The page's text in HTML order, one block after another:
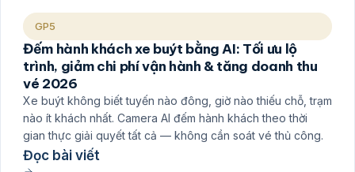
GP5
Đếm hành khách xe buýt bằng AI: Tối ưu lộ
trình, giảm chi phí vận hành & tăng doanh thu
vé 2026
Xe buýt không biết tuyến nào đông, giờ nào thiếu chỗ, trạm
nào ít khách nhất. Camera AI đếm hành khách theo thời
gian thực giải quyết tất cả — không cần soát vé thủ công.
Đọc bài viết